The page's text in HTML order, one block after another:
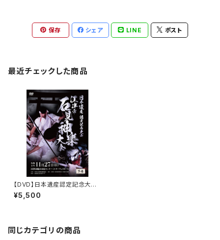
保存 シェア LINE ポスト
最近チェックした商品
【DVD】日本遺産認定記念大
会 江津市石見神楽大会（202
2年）〈下巻〉
¥5,500
同じカテゴリの商品